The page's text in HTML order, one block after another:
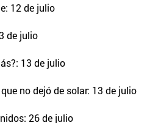
12 de julio
de julio
13 de julio
no dejó de solar: 13 de julio
26 de julio